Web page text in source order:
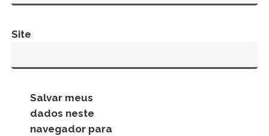
Site
Salvar meus
dados neste
navegador para